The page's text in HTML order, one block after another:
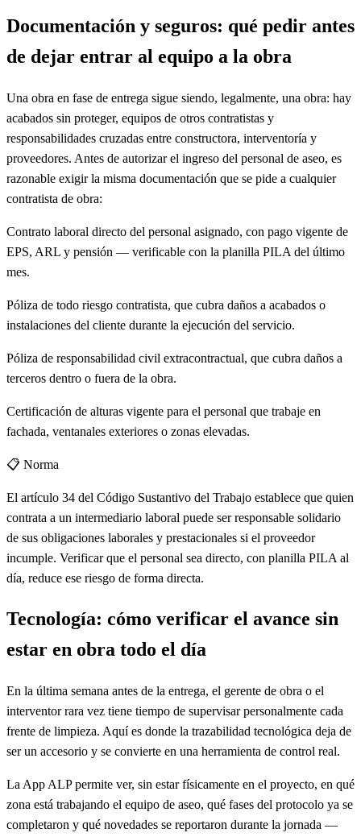
Documentación y seguros: qué pedir antes
de dejar entrar al equipo a la obra
Una obra en fase de entrega sigue siendo, legalmente, una obra: hay
acabados sin proteger, equipos de otros contratistas y
responsabilidades cruzadas entre constructora, interventoría y
proveedores. Antes de autorizar el ingreso del personal de aseo, es
razonable exigir la misma documentación que se pide a cualquier
contratista de obra:
Contrato laboral directo del personal asignado, con pago vigente de
EPS, ARL y pensión — verificable con la planilla PILA del último
mes.
Póliza de todo riesgo contratista, que cubra daños a acabados o
instalaciones del cliente durante la ejecución del servicio.
Póliza de responsabilidad civil extracontractual, que cubra daños a
terceros dentro o fuera de la obra.
Certificación de alturas vigente para el personal que trabaje en
fachada, ventanales exteriores o zonas elevadas.
📋 Norma
El artículo 34 del Código Sustantivo del Trabajo establece que quien
contrata a un intermediario laboral puede ser responsable solidario
de sus obligaciones laborales y prestacionales si el proveedor
incumple. Verificar que el personal sea directo, con planilla PILA al
día, reduce ese riesgo de forma directa.
Tecnología: cómo verificar el avance sin
estar en obra todo el día
En la última semana antes de la entrega, el gerente de obra o el
interventor rara vez tiene tiempo de supervisar personalmente cada
frente de limpieza. Aquí es donde la trazabilidad tecnológica deja de
ser un accesorio y se convierte en una herramienta de control real.
La App ALP permite ver, sin estar físicamente en el proyecto, en qué
zona está trabajando el equipo de aseo, qué fases del protocolo ya se
completaron y qué novedades se reportaron durante la jornada —